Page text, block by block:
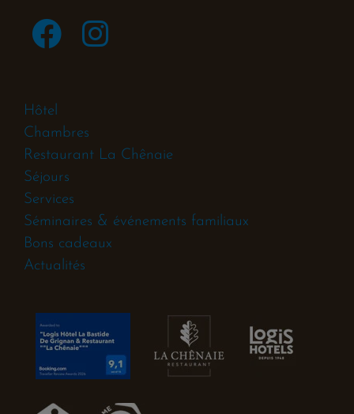
Hôtel
Chambres
Restaurant La Chênaie
Séjours
Services
Séminaires & événements familiaux
Bons cadeaux
Actualités